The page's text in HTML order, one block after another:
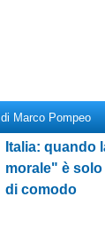
di Marco Pompeo
Italia: quando
morale" è
di comodo